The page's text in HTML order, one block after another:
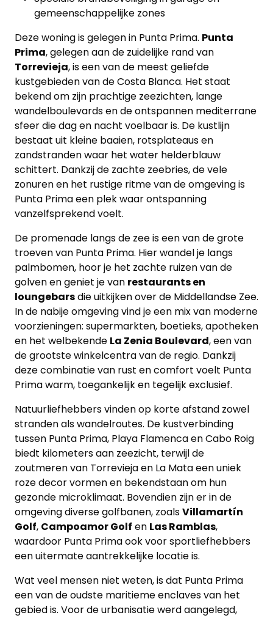
gemeenschappelijke zones
Deze woning is gelegen in Punta Prima. Punta
Prima, gelegen aan de zuidelijke rand van
Torrevieja, is een van de meest geliefde
kustgebieden van de Costa Blanca. Het staat
bekend om zijn prachtige zeezichten, lange
wandelboulevards en de ontspannen mediterrane
sfeer die dag en nacht voelbaar is. De kustlijn
bestaat uit kleine baaien, rotsplateaus en
zandstranden waar het water helderblauw
schittert. Dankzij de zachte zeebries, de vele
zonuren en het rustige ritme van de omgeving is
Punta Prima een plek waar ontspanning
vanzelfsprekend voelt.
De promenade langs de zee is een van de grote
troeven van Punta Prima. Hier wandel je langs
palmbomen, hoor je het zachte ruizen van de
golven en geniet je van restaurants en
loungebarsdie uitkijken over de Middellandse Zee.
In de nabije omgeving vind je een mix van moderne
voorzieningen: supermarkten, boetieks, apotheken
en het welbekende La Zenia Boulevard, een van
de grootste winkelcentra van de regio. Dankzij
deze combinatie van rust en comfort voelt Punta
Prima warm, toegankelijk en tegelijk exclusief.
Natuurliefhebbers vinden op korte afstand zowel
stranden als wandelroutes. De kustverbinding
tussen Punta Prima, Playa Flamenca en Cabo Roig
biedt kilometers aan zeezicht, terwijl de
zoutmeren van Torrevieja en La Mata een uniek
roze decor vormen en bekendstaan om hun
gezonde microklimaat. Bovendien zijn er in de
omgeving diverse golfbanen, zoalsVillamartín
Golf, Campoamor Golf en Las Ramblas,
waardoor Punta Prima ook voor sportliefhebbers
een uitermate aantrekkelijke locatie is.
Wat veel mensen niet weten, is dat Punta Prima
een van de oudste maritieme enclaves van het
gebied is. Voor de urbanisatie werd aangelegd,